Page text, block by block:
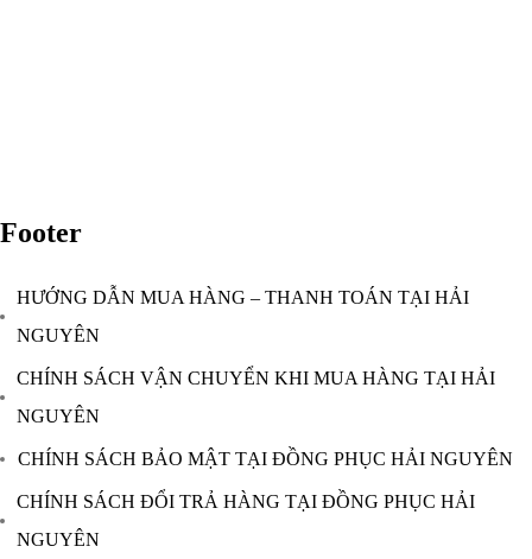
Footer
HƯỚNG DẪN MUA HÀNG – THANH TOÁN TẠI HẢI
NGUYÊN
CHÍNH SÁCH VẬN CHUYỂN KHI MUA HÀNG TẠI HẢI
NGUYÊN
CHÍNH SÁCH BẢO MẬT TẠI ĐỒNG PHỤC HẢI NGUYÊN
CHÍNH SÁCH ĐỔI TRẢ HÀNG TẠI ĐỒNG PHỤC HẢI
NGUYÊN